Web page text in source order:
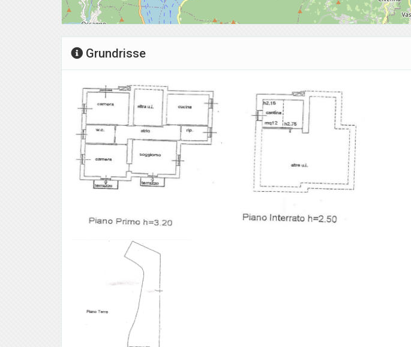
Grundrisse